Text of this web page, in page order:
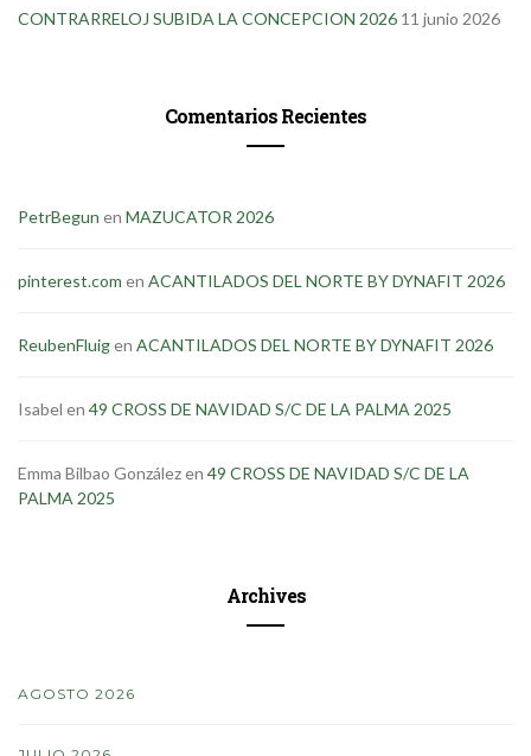
CONTRARRELOJ SUBIDA LA CONCEPCION 2026 11 junio 2026
Comentarios Recientes
PetrBegun en MAZUCATOR 2026
pinterest.com en ACANTILADOS DEL NORTE BY DYNAFIT 2026
ReubenFluigen ACANTILADOS DEL NORTE BY DYNAFIT 2026
Isabel en 49 CROSS DE NAVIDAD S/C DE LA PALMA 2025
Emma Bilbao Gonzálezen 49 CROSS DE NAVIDAD S/C DE LA
PALMA 2025
Archives
AGOSTO 2026